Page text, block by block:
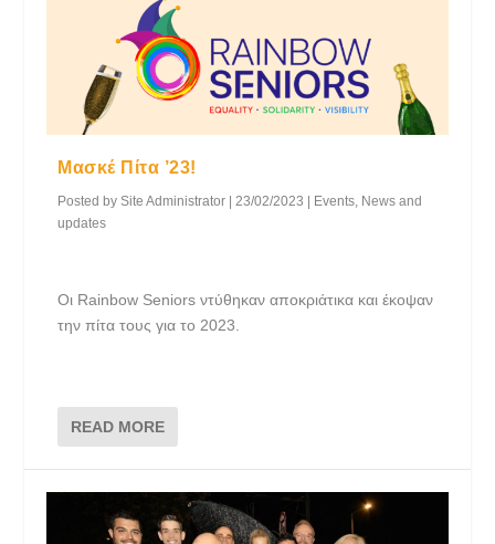
Μασκέ Πίτα ’23!
Posted bySite Administrator |23/02/2023 Events, News and
updates
Οι Rainbow Seniors ντύθηκαν αποκριάτικα και έκοψαν
την πίτα τους για το 2023.
READ MORE